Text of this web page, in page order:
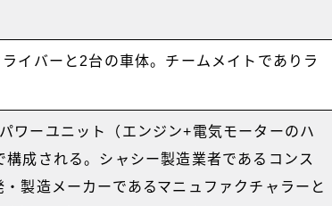
イバーと2台の車体。チームメイトでありラ
ワーユニット（エンジン+電気モーターのハ
成される。シャシー製造業者であるコンス
・製造メーカーであるマニュファクチャラーと